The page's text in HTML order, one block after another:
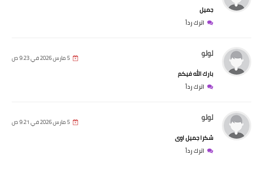
جميل
اترك رداً
لولو 5 مارس 2026 في 9:23 ص
بارك الله فيكم
اترك رداً
لولو 5 مارس 2026 في 9:21 ص
شكرا جميل اوى
اترك رداً